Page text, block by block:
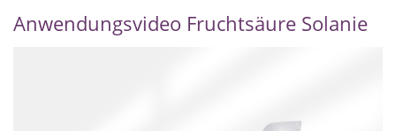
Anwendungsvideo Fruchtsäure Solanie